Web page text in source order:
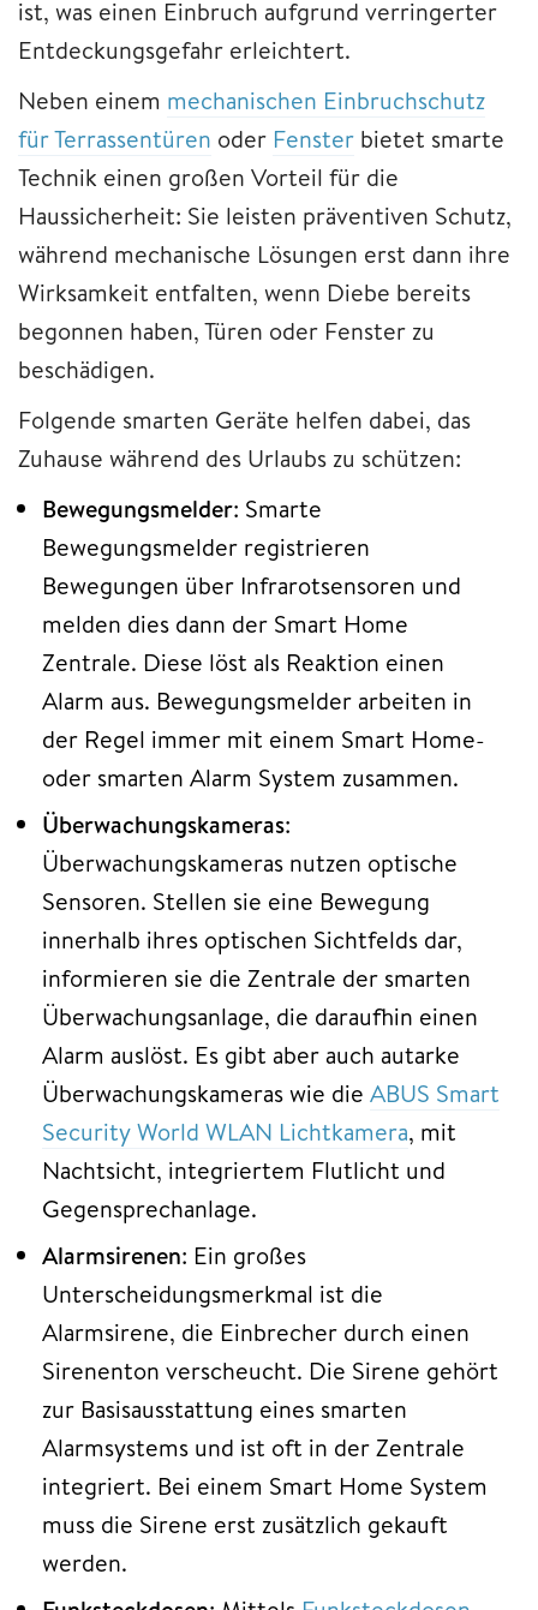
ist, was einen Einbruch aufgrund verringerter
Entdeckungsgefahr erleichtert.
Neben einem mechanischen Einbruchschutz
für Terrassentüren oder Fenster bietet smarte
Technik einen großen Vorteil für die
Haussicherheit: Sie leisten präventiven Schutz,
während mechanische Lösungen erst dann ihre
Wirksamkeit entfalten, wenn Diebe bereits
begonnen haben, Türen oder Fenster zu
beschädigen.
Folgende smarten Geräte helfen dabei, das
Zuhause während des Urlaubs zu schützen:
Bewegungsmelder: Smarte
Bewegungsmelder registrieren
Bewegungen über Infrarotsensoren und
melden dies dann der Smart Home
Zentrale. Diese löst als Reaktion einen
Alarm aus. Bewegungsmelder arbeiten in
der Regel immer mit einem Smart Home-
oder smarten Alarm System zusammen.
Überwachungskameras:
Überwachungskameras nutzen optische
Sensoren. Stellen sie eine Bewegung
innerhalb ihres optischen Sichtfelds dar,
informieren sie die Zentrale der smarten
Überwachungsanlage, die daraufhin einen
Alarm auslöst. Es gibt aber auch autarke
Überwachungskameras wie die ABUS Smart
Security World WLAN Lichtkamera, mit
Nachtsicht, integriertem Flutlicht und
Gegensprechanlage.
Alarmsirenen: Ein großes
Unterscheidungsmerkmal ist die
Alarmsirene, die Einbrecher durch einen
Sirenenton verscheucht. Die Sirene gehört
zur Basisausstattung eines smarten
Alarmsystems und ist oft in der Zentrale
integriert. Bei einem Smart Home System
muss die Sirene erst zusätzlich gekauft
werden.